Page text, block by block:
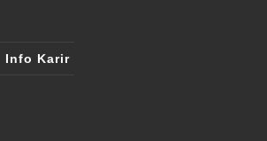
Info Karir